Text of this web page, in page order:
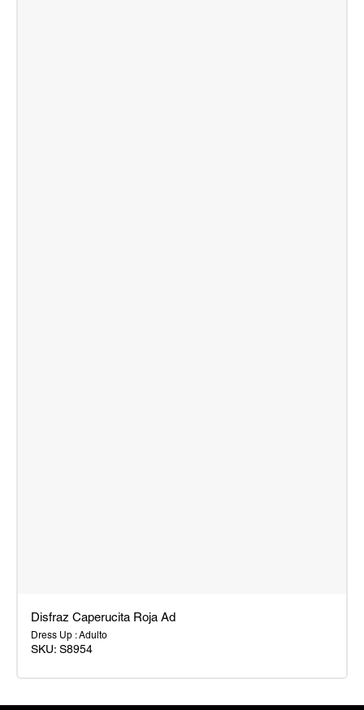
Disfraz Caperucita Roja Ad
Dress Up : Adulto
SKU: S8954